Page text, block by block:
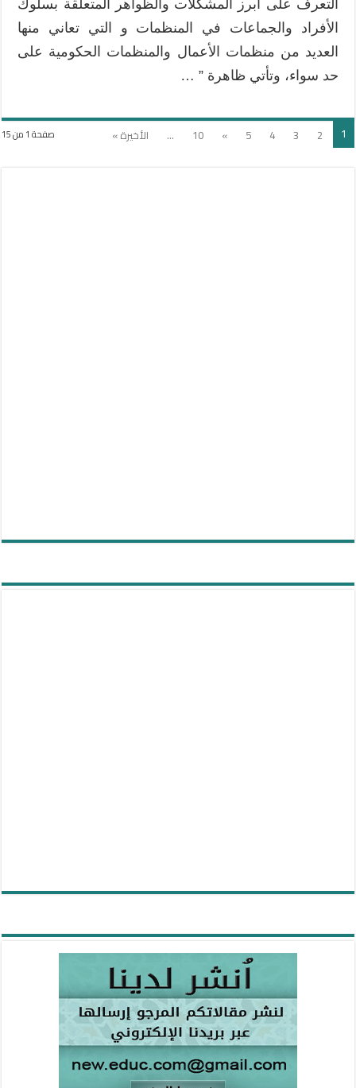
التعرف على أبرز المشكلات والظواهر المتعلقة بسلوك
الأفراد والجماعات في المنظمات و التي تعاني منها
العديد من منظمات الأعمال والمنظمات الحكومية على
حد سواء، وتأتي ظاهرة ” …
صفحة 1 من 15 1
2
3
4
5
»
10
... الأخيرة »